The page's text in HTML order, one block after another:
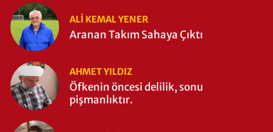
ALI KEMAL YENER
Aranan Takım Sahaya Çıktı
AHMET YILDIZ
Öfkenin öncesi delilik, sonu
pişmanlıktır.